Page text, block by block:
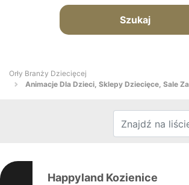
Szukaj
Orły Branży Dziecięcej
Animacje Dla Dzieci, Sklepy Dziecięce, Sale
Happyland Kozienice